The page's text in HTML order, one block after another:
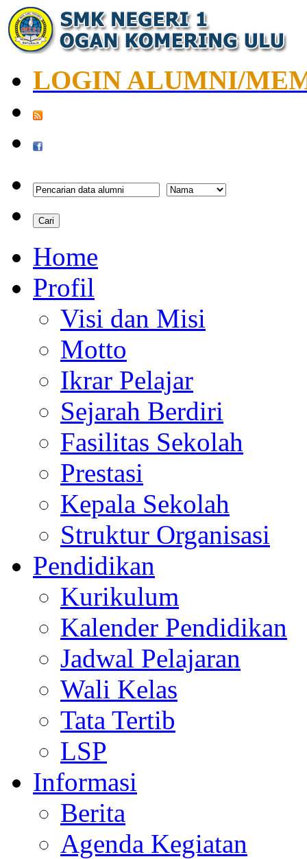
LOGIN ALUMNI/
Home
Profil
Visi dan Misi
Motto
Ikrar Pelajar
Sejarah Berdiri
Fasilitas Sekolah
Prestasi
Kepala Sekolah
Struktur Organisasi
Pendidikan
Kurikulum
Kalender Pendidikan
Jadwal Pelajaran
Wali Kelas
Tata Tertib
LSP
Informasi
Berita
Agenda Kegiatan